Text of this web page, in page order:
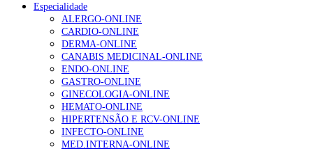
Enfermagem Forense. “Da urgência ao tribunal, cada
gesto conta e cada profissional faz a diferença”
202 visualizações
Alguns milhares de utentes podem ficar sem médico de
família com nova regras do registo, alerta associação
155 visualizações
Especialidade
ALERGO-ONLINE
CARDIO-ONLINE
DERMA-ONLINE
CANABIS MEDICINAL-ONLINE
ENDO-ONLINE
GASTRO-ONLINE
GINECOLOGIA-ONLINE
HEMATO-ONLINE
HIPERTENSÃO E RCV-ONLINE
INFECTO-ONLINE
MED.INTERNA-ONLINE